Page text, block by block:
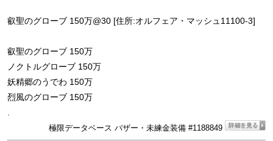
叡聖のグローブ 150万@30 [住所:オルフェア・マッシュ11100-3]
叡聖のグローブ 150万
ノクトルグローブ 150万
妖精郷のうでわ 150万
烈風のグローブ 150万
.
極限データベース バザー・未練金装備 #1188849